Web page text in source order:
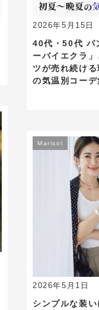
2026年5月15日
40代・50代 パ
ーバイエクラ
ツが売れ続け
の気温別コーデ
2026年5月1日
Marisol
シンプルな装